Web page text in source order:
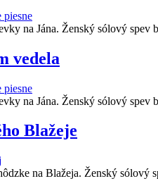
piesne
na Jána. Ženský sólový spev
vedela
piesne
na Jána. Ženský sólový spev
Blažeje
na Blažeja. Ženský sólový